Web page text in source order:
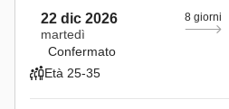
22 dic 2026
martedì
8 giorni
Confermato
Età 25-35